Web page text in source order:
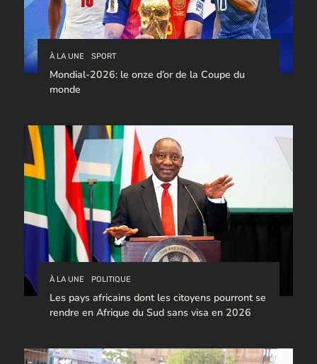
À LA UNE SPORT
Mondial-2026: le onze d’or de la Coupe du
monde
À LA UNE POLITIQUE
Les pays africains dont les citoyens pourront se
rendre en Afrique du Sud sans visa en 2026